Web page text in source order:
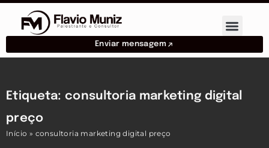
Enviar mensagem
Etiqueta: consultoria marketing digital
preço
Início » consultoria marketing digital preço